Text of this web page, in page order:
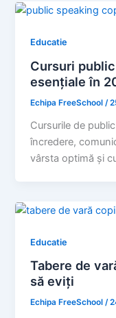
Educatie
Cursuri
esențiale în
Echipa FreeSchool /
Cursurile de
încredere,
vârsta optimă și
Educatie
Tabere de
să eviți
Echipa FreeSchool/